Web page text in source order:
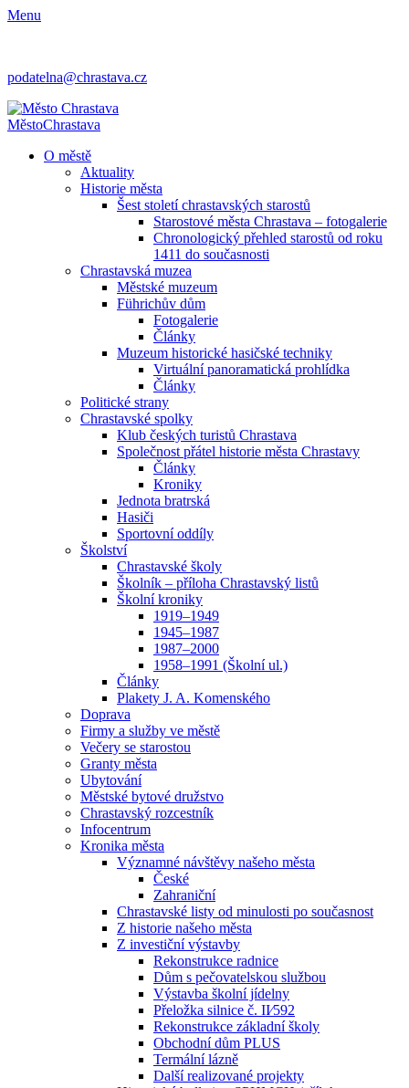
Menu
podatelna@chrastava.cz
MěstoChrastava
O městě
Aktuality
Historie města
Šest století chrastavských starostů
Starostové města Chrastava – fotogalerie
Chronologický přehled starostů od roku
1411 do současnosti
Chrastavská muzea
Městské muzeum
Führichův dům
Fotogalerie
Články
Muzeum historické hasičské techniky
Virtuální panoramatická prohlídka
Články
Politické strany
Chrastavské spolky
Klub českých turistů Chrastava
Společnost přátel historie města Chrastavy
Články
Kroniky
Jednota bratrská
Hasiči
Sportovní oddíly
Školství
Chrastavské školy
Školník – příloha Chrastavský listů
Školní kroniky
1919–1949
1945–1987
1987–2000
1958–1991 (Školní ul.)
Články
Plakety J. A. Komenského
Doprava
Firmy a služby ve městě
Večery se starostou
Granty města
Ubytování
Městské bytové družstvo
Chrastavský rozcestník
Infocentrum
Kronika města
Významné návštěvy našeho města
České
Zahraniční
Chrastavské listy od minulosti po současnost
Z historie našeho města
Z investiční výstavby
Rekonstrukce radnice
Dům s pečovatelskou službou
Výstavba školní jídelny
Přeložka silnice č. II⁄592
Rekonstrukce základní školy
Obchodní dům PLUS
Termální lázně
Další realizované projekty